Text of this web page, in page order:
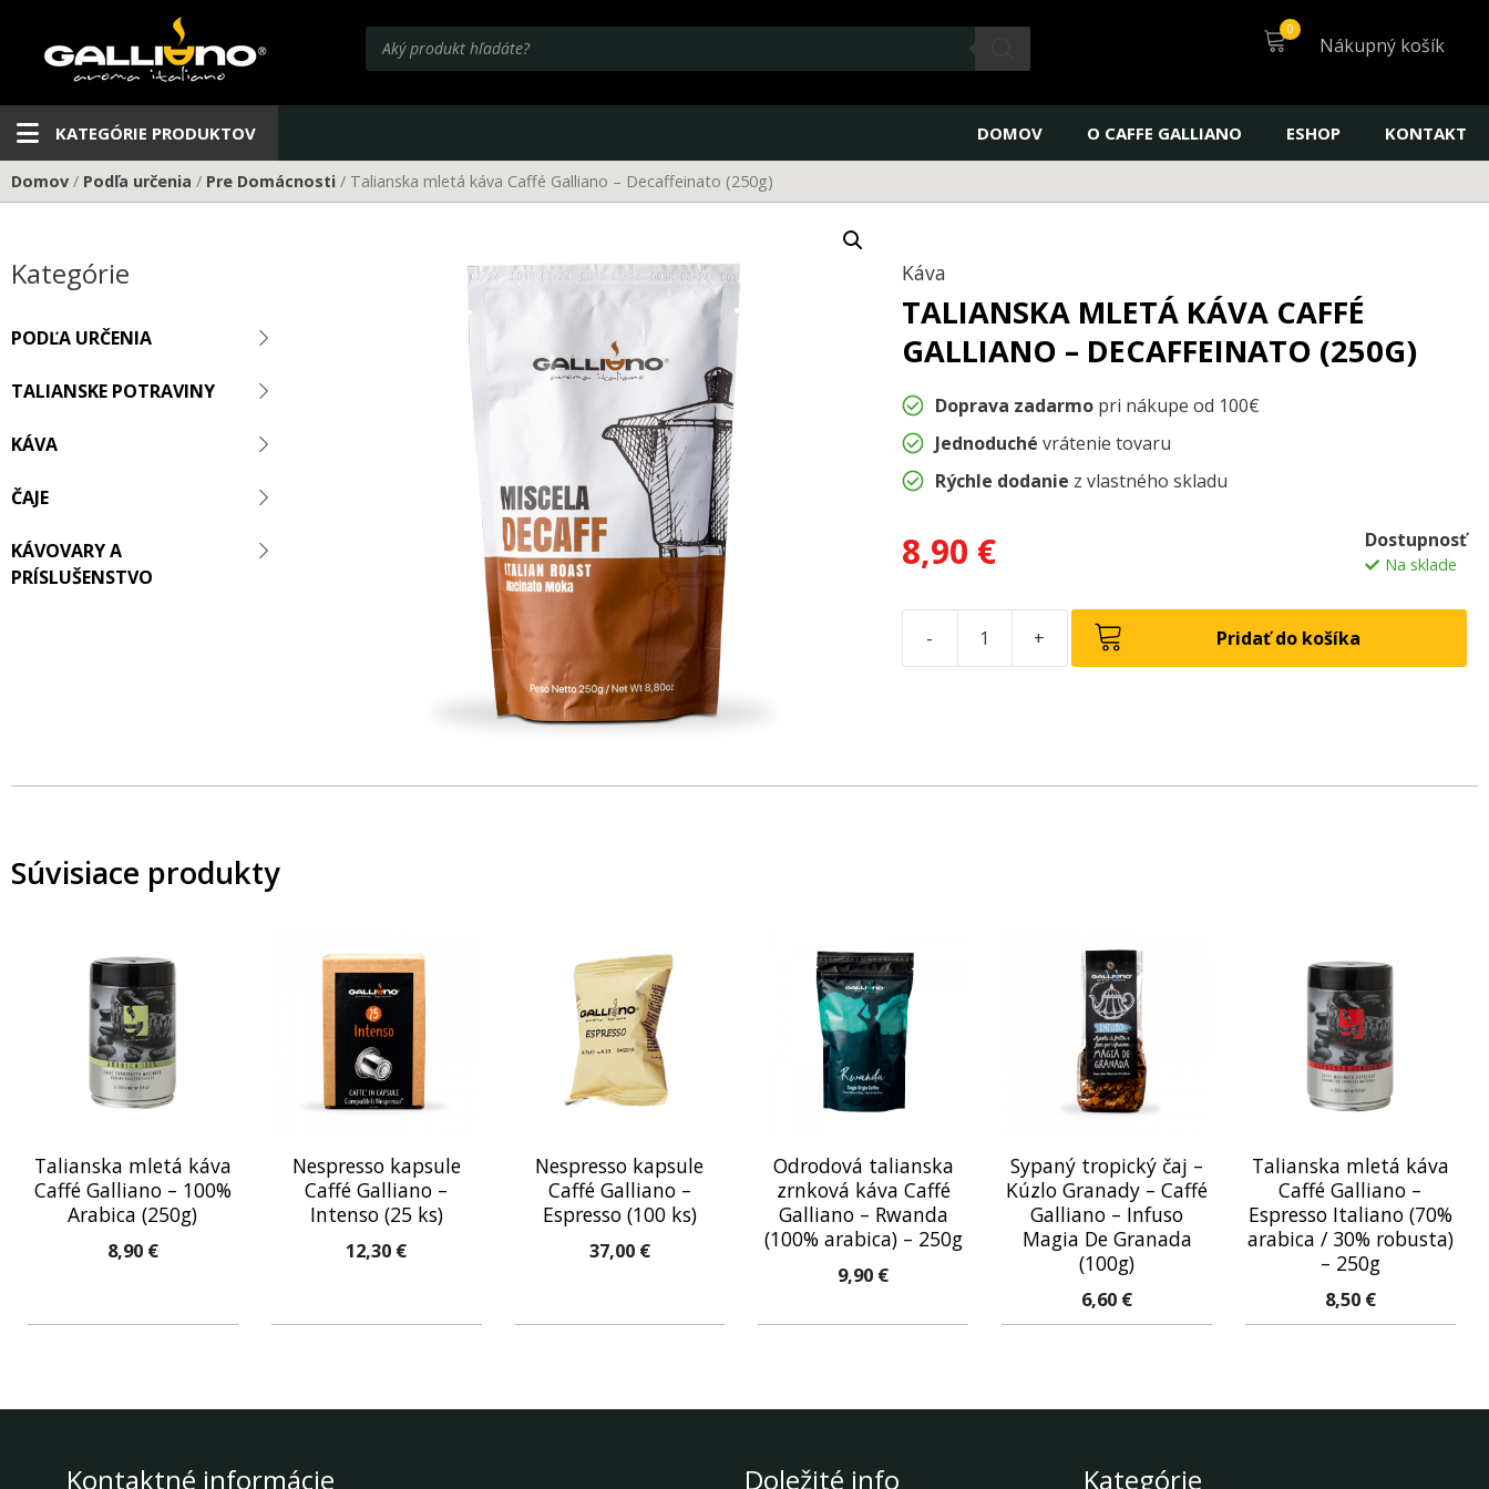
obsah
Nákupný košík
Products
search
KATEGÓRIE PRODUKTOV DOMOV O CAFFE GALLIANO ESHOP KONTAKT
Domov / Podľa určenia / Pre Domácnosti / Talianska mletá káva Caffé Galliano – Decaffeinato (250g)
Kategórie
PODĽA URČENIA
TALIANSKE POTRAVINY
KÁVA
ČAJE
KÁVOVARY A
PRÍSLUŠENSTVO
Káva
TALIANSKA MLETÁ KÁVA CAFFÉ
GALLIANO – DECAFFEINATO (250G)
Doprava zadarmopri nákupe od 100€
Jednoduché vrátenie tovaru
Rýchle dodanie z vlastného skladu
8,90 € Dostupnosť
Na sklade
-
množstvo
Galliano
+ Pridať do košíka
Súvisiace produkty
Talianska mletá káva
Caffé Galliano – 100%
Arabica (250g)
8,90 €
Nespresso kapsule
Caffé Galliano –
Intenso (25 ks)
12,30 €
Nespresso kapsule
Caffé Galliano –
Espresso (100 ks)
37,00 €
Odrodová talianska
zrnková káva Caffé
Galliano – Rwanda
(100% arabica) – 250g
9,90 €
Sypaný tropický čaj –
Kúzlo Granady – Caffé
Galliano – Infuso
Magia De Granada
(100g)
6,60 €
Talianska mletá káva
Caffé Galliano –
Espresso Italiano (70%
arabica / 30% robusta)
– 250g
8,50 €
Kontaktné informácie Doležité info Kategórie
(250g)